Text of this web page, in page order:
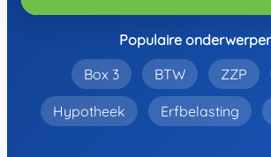
Populaire
Box 3
BTW ZZP
Hypotheek Erfbelasting